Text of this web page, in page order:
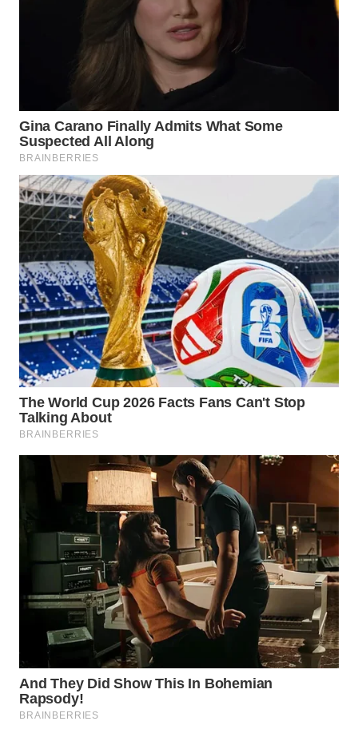
WAHANA
UMKM
WAHANA
SELEB
WAHANA
PERSONA
WAHANA
OTOMOTIF
WAHANA
HEALTH
WAHANA
DESA
WISATA
WAHANA
Network
KONSUMEN
LISTRIK
MASYARAKAT
KELISTRIKAN